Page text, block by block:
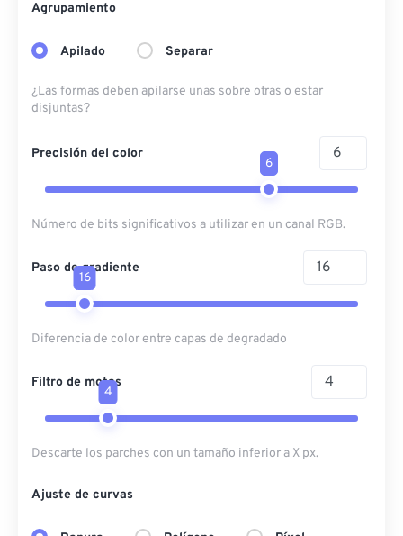
Agrupamiento
Apilado Separar
¿Las formas deben apilarse unas sobre otras o estar
disjuntas?
Precisión del color
6
Número de bits significativos a utilizar en un canal RGB.
Paso de gradiente
16
Diferencia de color entre capas de degradado
Filtro de motas
4
Descarte los parches con un tamaño inferior a X px.
Ajuste de curvas